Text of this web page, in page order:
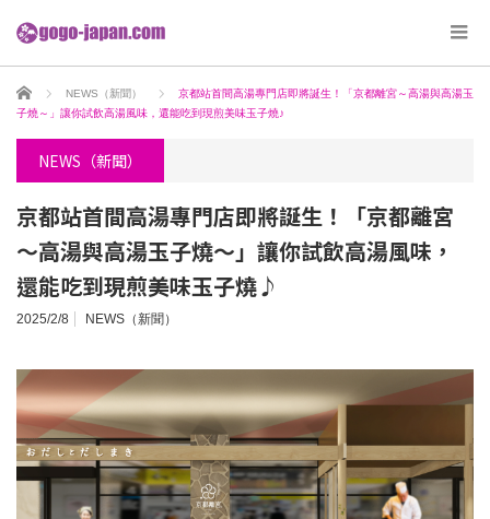
ホーム NEWS（新聞）
京都站首間高湯專門店即將誕生！「京都離宮～高湯與高湯玉
子燒～」讓你試飲高湯風味，還能吃到現煎美味玉子燒♪
NEWS（新聞）
京都站首間高湯專門店即將誕生！「京都離宮
～高湯與高湯玉子燒～」讓你試飲高湯風味，
還能吃到現煎美味玉子燒♪
2025/2/8 NEWS（新聞）